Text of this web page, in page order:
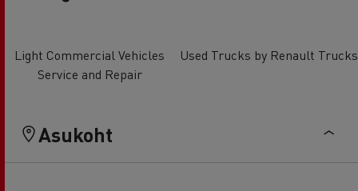
Light Commercial Vehicles
Service and Repair
Used Trucks by Renault Trucks
Asukoht